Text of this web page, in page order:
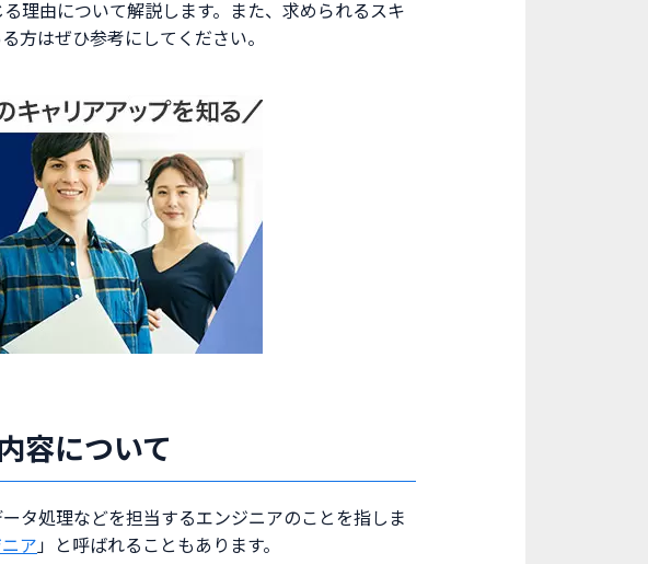
理由について解説します。また、求められるスキ
方はぜひ参考にしてください。
容について
タ処理などを担当するエンジニアのことを指しま
ア」と呼ばれることもあります。